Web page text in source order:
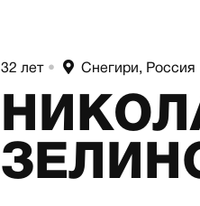
32 лет • Снегири, Россия